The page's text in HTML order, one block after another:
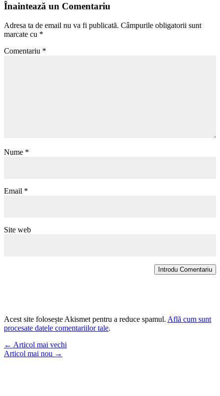
Înaintează un Comentariu
Adresa ta de email nu va fi publicată. Câmpurile obligatorii sunt
marcate cu *
Comentariu *
Nume *
Email *
Site web
Introdu Comentariu
Acest site folosește Akismet pentru a reduce spamul. Află cum sunt
procesate datele comentariilor tale.
← Articol mai vechi
Articol mai nou →